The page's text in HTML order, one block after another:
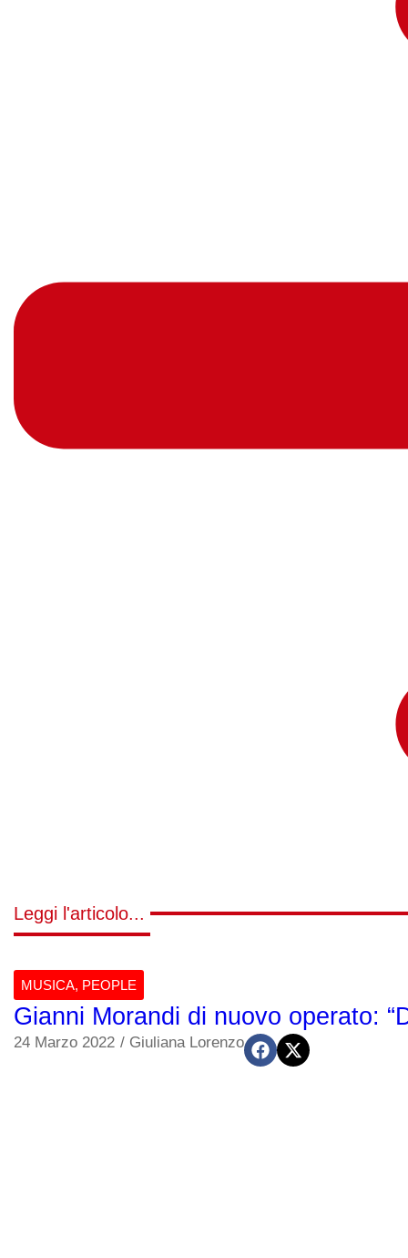
Leggi l'articolo...
MUSICA, PEOPLE
Gianni Morandi di nuovo operato:
24 Marzo 2022 / Giuliana Lorenzo